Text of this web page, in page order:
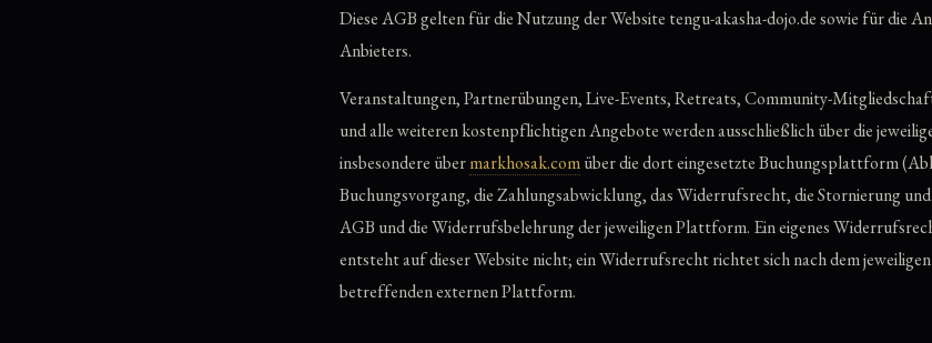
Diese AGB gelten für die Nutzung der Website tengu-akasha-dojo.de sowie für die
Anbieters.
Veranstaltungen, Partnerübungen, Live-Events, Retreats, Community-
und alle weiteren kostenpflichtigen Angebote werden ausschließlich über die
insbesondere übermarkhosak.comüber die dort eingesetzte Buchungsplattform
Buchungsvorgang, die Zahlungsabwicklung, das Widerrufsrecht, die Stornierung
AGB und die Widerrufsbelehrung der jeweiligen Plattform. Ein eigenes
entsteht auf dieser Website nicht; ein Widerrufsrecht richtet sich nach dem
betreffenden externen Plattform.